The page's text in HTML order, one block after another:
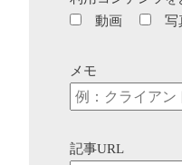
動画
写
メモ
記事URL